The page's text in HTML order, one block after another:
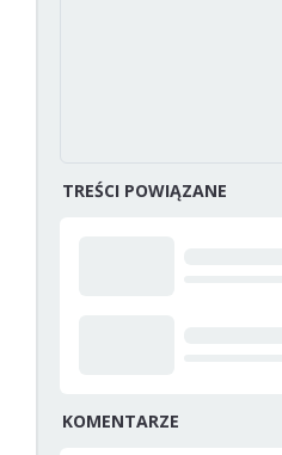
TREŚCI POWIĄZANE
KOMENTARZE